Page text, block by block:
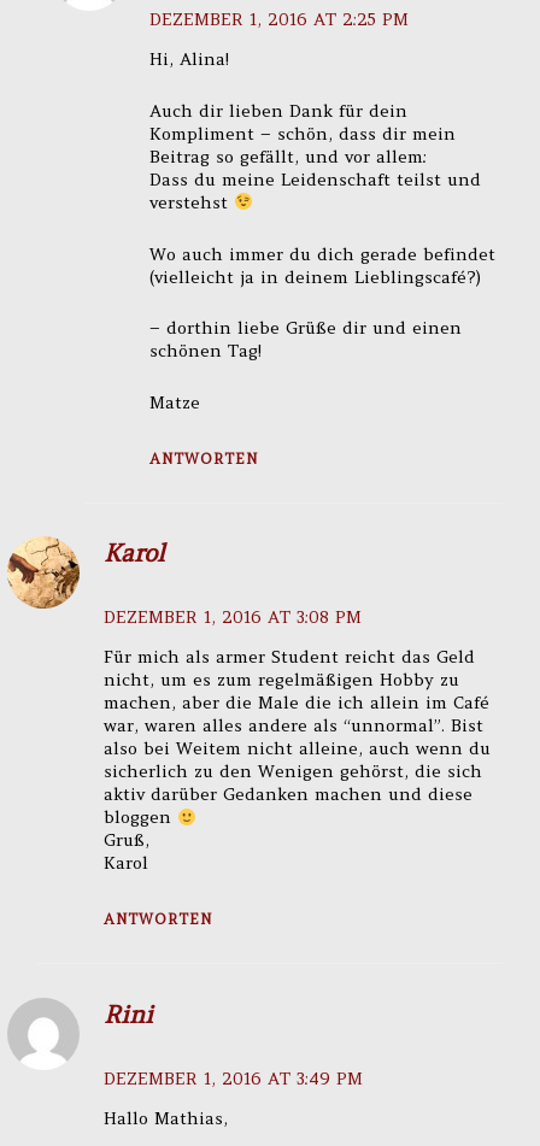
DEZEMBER 1, 2016 AT 2:25 PM
Hi, Alina!
Auch dir lieben Dank für dein
Kompliment – schön, dass dir mein
Beitrag so gefällt, und vor allem:
Dass du meine Leidenschaft teilst und
verstehst
Wo auch immer du dich gerade befindet
(vielleicht ja in deinem Lieblingscafé?)
– dorthin liebe Grüße dir und einen
schönen Tag!
Matze
ANTWORTEN
Karol
DEZEMBER 1, 2016 AT 3:08 PM
Für mich als armer Student reicht das Geld
nicht, um es zum regelmäßigen Hobby zu
machen, aber die Male die ich allein im Café
war, waren alles andere als “unnormal”. Bist
also bei Weitem nicht alleine, auch wenn du
sicherlich zu den Wenigen gehörst, die sich
aktiv darüber Gedanken machen und diese
bloggen
Gruß,
Karol
ANTWORTEN
Rini
DEZEMBER 1, 2016 AT 3:49 PM
Hallo Mathias,